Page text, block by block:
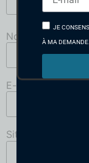
Nom
E-mail
Site web
JE
À MA DEMANDE.